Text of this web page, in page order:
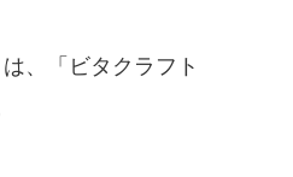
は、「ビタクラフト